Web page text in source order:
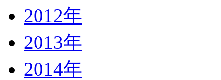
2012年
2013年
2014年